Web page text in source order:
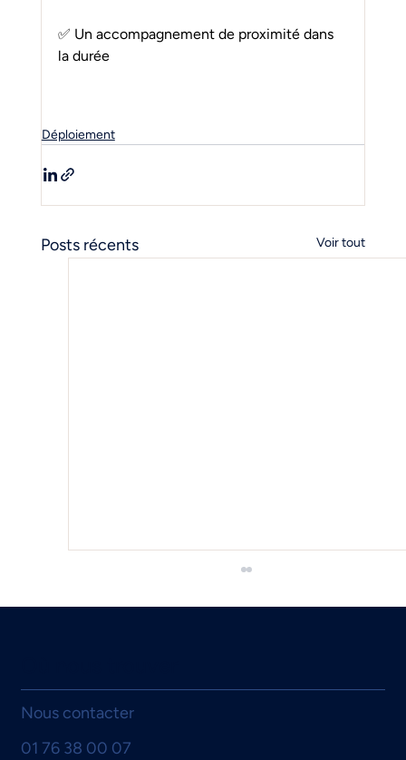
✅ Un accompagnement de proximité dans
la durée
Déploiement
Posts récents Voir tout
Nous contacter
01 76 38 00 07